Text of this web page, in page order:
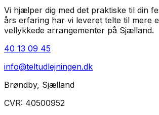
Vi hjælper dig med det praktiske til din
års erfaring har vi leveret telte til mere
vellykkede arrangementer på Sjælland.
40 13 09 45
info@teltudlejningen.dk
Brøndby, Sjælland
CVR: 40500952